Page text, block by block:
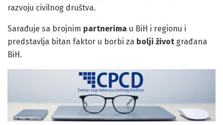
razvoju civilnog društva.
Sarađuje sa brojnim partnerima u BiH i regionu i
predstavlja bitan faktor u borbi za bolji život građana
BiH.